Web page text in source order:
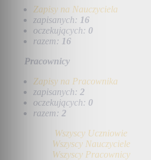
Zapisy na Nauczyciela
zapisanych: 16
oczekujących: 0
razem: 16
Pracownicy
Zapisy na Pracownika
zapisanych: 2
oczekujących: 0
razem: 2
Wszyscy Uczniowie
Wszyscy Nauczyciele
Wszyscy Pracownicy